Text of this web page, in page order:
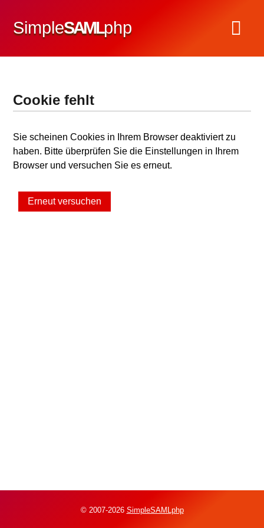
SimpleSAMLphp
Cookie fehlt
Sie scheinen Cookies in Ihrem Browser deaktiviert zu
haben. Bitte überprüfen Sie die Einstellungen in Ihrem
Browser und versuchen Sie es erneut.
Erneut versuchen
© 2007-2026 SimpleSAMLphp